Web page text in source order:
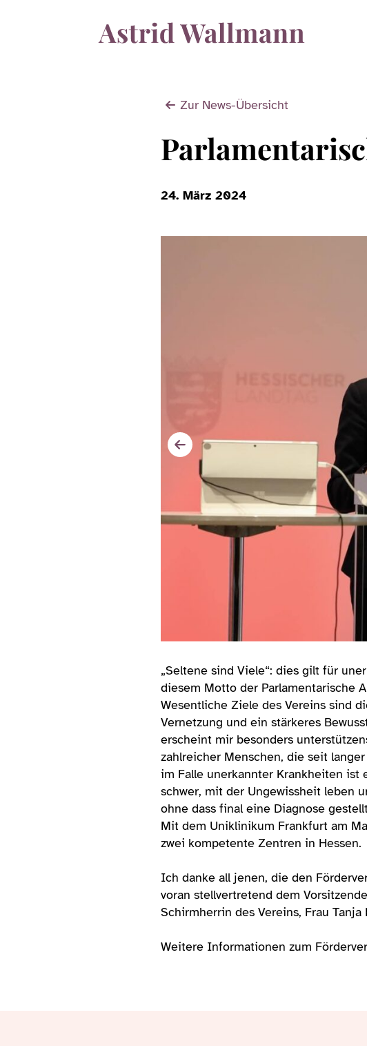
Zur News-Übersicht
24. März 2024
„Seltene sind Viele“: dies gilt für
diesem Motto der Parlamentarische
Wesentliche Ziele des Vereins sind
Vernetzung und ein stärkeres
erscheint mir besonders
zahlreicher Menschen, die seit
im Falle unerkannter Krankheiten ist
schwer, mit der Ungewissheit leben
ohne dass final eine Diagnose
Mit dem Uniklinikum Frankfurt am
zwei kompetente Zentren in Hessen.
Ich danke all jenen, die den
voran stellvertretend dem
Schirmherrin des Vereins, Frau Tanja
Weitere Informationen zum